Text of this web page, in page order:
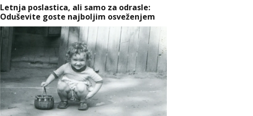
Letnja poslastica, ali samo za odrasle:
Oduševite goste najboljim osveženjem